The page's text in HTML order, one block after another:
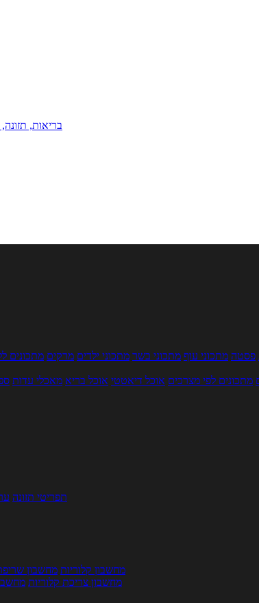
פסטה מתכוני עוף מתכוני בשר מתכוני ילדים מרקים מתכונים
מתכונים לפי מצרכים אוכל דיאטטי אוכל בריא מאכלי עדות
תפריטי תזונה
מחשבון קלוריות מחשבון
מחשבון צריכת קלוריות